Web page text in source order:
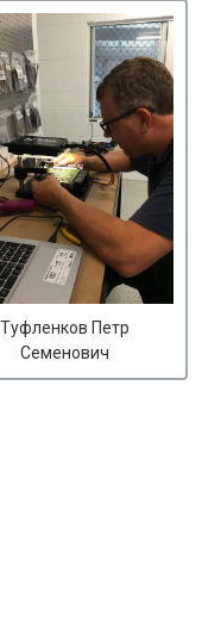
Туфленков Петр
Семенович